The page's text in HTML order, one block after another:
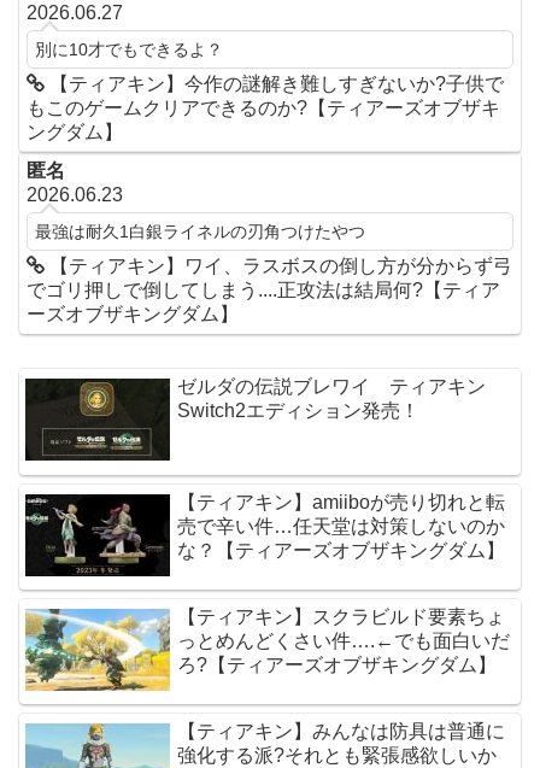
2026.06.27
別に10才でもできるよ？
【ティアキン】今作の謎解き難しすぎないか?子供で
もこのゲームクリアできるのか?【ティアーズオブザキ
ングダム】
匿名
2026.06.23
最強は耐久1白銀ライネルの刃角つけたやつ
【ティアキン】ワイ、ラスボスの倒し方が分からず弓
でゴリ押しで倒してしまう....正攻法は結局何?【ティア
ーズオブザキングダム】
ゼルダの伝説ブレワイ ティアキン
Switch2エディション発売！
【ティアキン】amiiboが売り切れと転
売で辛い件…任天堂は対策しないのか
な？【ティアーズオブザキングダム】
【ティアキン】スクラビルド要素ちょ
っとめんどくさい件….←でも面白いだ
ろ?【ティアーズオブザキングダム】
【ティアキン】みんなは防具は普通に
強化する派?それとも緊張感欲しいか